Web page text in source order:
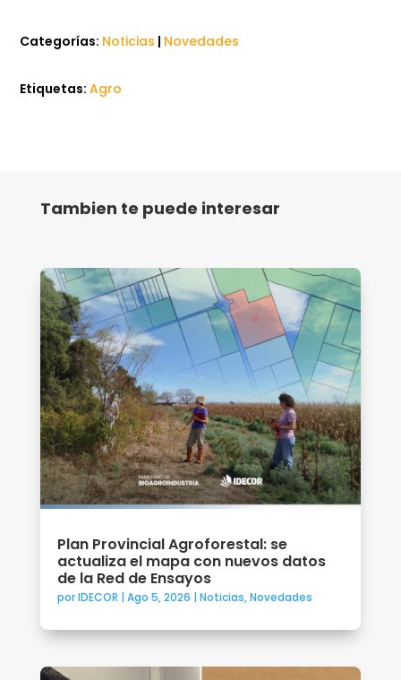
Categorías: Noticias | Novedades
Etiquetas:Agro
Tambien te puede interesar
Plan Provincial Agroforestal: se
actualiza el mapa con nuevos datos
de la Red de Ensayos
porIDECOR | Ago 5, 2026 | Noticias,Novedades